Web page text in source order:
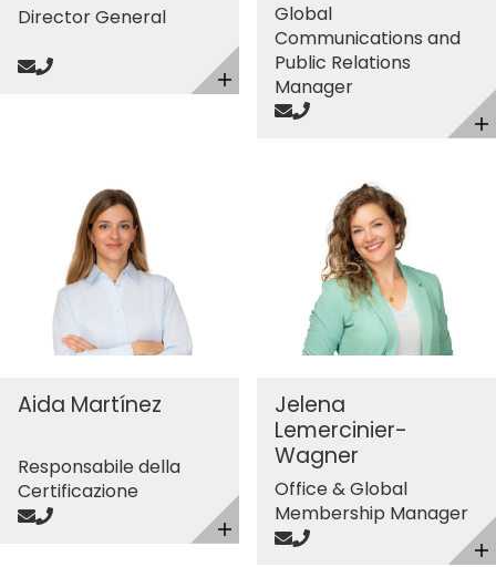
Director General
Send mail
Call
Toggle details
Global
Communications and
Public Relations
Manager
Send mail
Call
Aida Martínez
Responsabile della
Certificazione
Send mail
Call
Toggle details
Jelena
Lemercinier-
Wagner
Office & Global
Membership Manager
Send mail
Call